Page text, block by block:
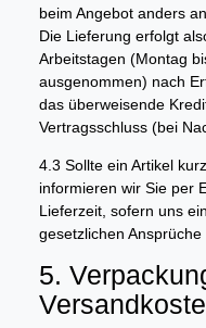
beim Angebot anders
Die Lieferung erfolgt
Arbeitstagen (Montag
ausgenommen) nach
das überweisende
Vertragsschluss (bei
4.3 Sollte ein Artikel
informieren wir Sie per
Lieferzeit, sofern uns
gesetzlichen
5.